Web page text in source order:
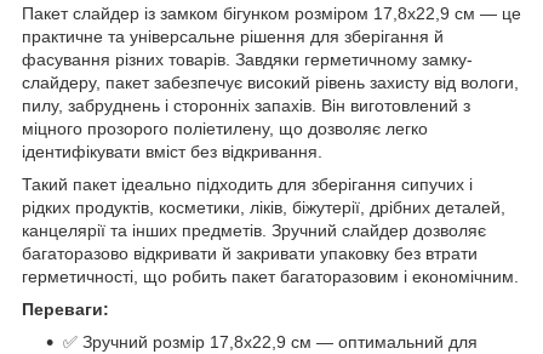
Пакет слайдер із замком бігунком розміром 17,8x22,9 см — це
практичне та універсальне рішення для зберігання й
фасування різних товарів. Завдяки герметичному замку-
слайдеру, пакет забезпечує високий рівень захисту від вологи,
пилу, забруднень і сторонніх запахів. Він виготовлений з
міцного прозорого поліетилену, що дозволяє легко
ідентифікувати вміст без відкривання.
Такий пакет ідеально підходить для зберігання сипучих і
рідких продуктів, косметики, ліків, біжутерії, дрібних деталей,
канцелярії та інших предметів. Зручний слайдер дозволяє
багаторазово відкривати й закривати упаковку без втрати
герметичності, що робить пакет багаторазовим і економічним.
Переваги:
✅ Зручний розмір 17,8x22,9 см — оптимальний для